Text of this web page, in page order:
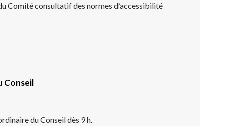
Comité consultatif des normes d’accessibilité
Conseil
du Conseil dès 9 h.